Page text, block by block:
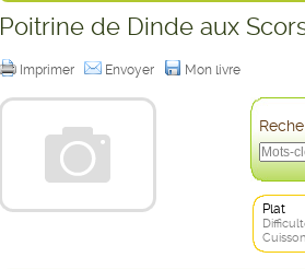
Poitrine de Dinde aux
Imprimer Envoyer Mon livre
Plat